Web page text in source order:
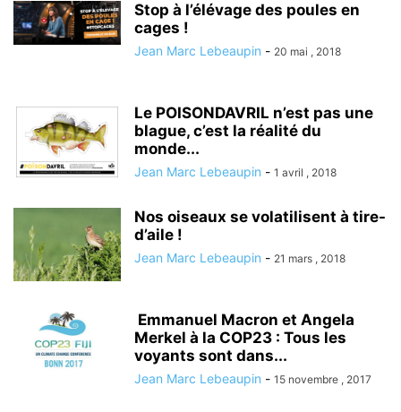
Stop à l’élévage des poules en
cages !
Jean Marc Lebeaupin - 20 mai , 2018
Le POISONDAVRIL n’est pas une
blague, c’est la réalité du
monde...
Jean Marc Lebeaupin - 1 avril , 2018
Nos oiseaux se volatilisent à tire-
d’aile !
Jean Marc Lebeaupin - 21 mars , 2018
Emmanuel Macron et Angela
Merkel à la COP23 : Tous les
voyants sont dans...
Jean Marc Lebeaupin - 15 novembre , 2017